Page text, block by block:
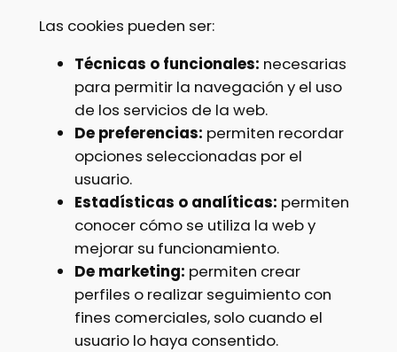
Las cookies pueden ser:
Técnicas o funcionales: necesarias
para permitir la navegación y el uso
de los servicios de la web.
De preferencias: permiten recordar
opciones seleccionadas por el
usuario.
Estadísticas o analíticas: permiten
conocer cómo se utiliza la web y
mejorar su funcionamiento.
De marketing: permiten crear
perfiles o realizar seguimiento con
fines comerciales, solo cuando el
usuario lo haya consentido.